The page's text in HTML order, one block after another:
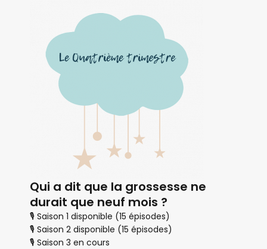
Qui a dit que la grossesse ne
durait que neuf mois ?
🎙 Saison 1 disponible (15 épisodes)
🎙 Saison 2 disponible (15 épisodes)
🎙 Saison 3 en cours